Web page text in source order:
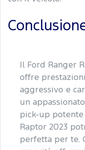
Il Ford Ranger
offre
aggressivo e
un
pick-up potente
Raptor 2023
perfetta per te.